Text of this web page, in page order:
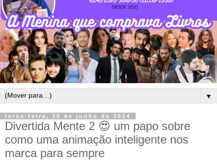
▼
terça-feira, 25 de junho de 2024
Divertida Mente 2 😍 um papo sobre
como uma animação inteligente nos
marca para sempre